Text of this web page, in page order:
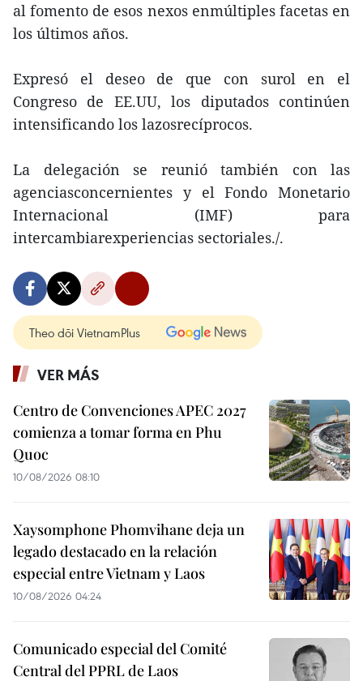
al fomento de esos nexos enmúltiples facetas en
los últimos años.
Expresó el deseo de que con surol en el
Congreso de EE.UU, los diputados continúen
intensificando los lazosrecíprocos.
La delegación se reunió también con las
agenciasconcernientes y el Fondo Monetario
Internacional (IMF) para
intercambiarexperiencias sectoriales./.
Theo dõi VietnamPlus
VER MÁS
Centro de Convenciones APEC 2027
comienza a tomar forma en Phu
Quoc
10/08/2026 08:10
Xaysomphone Phomvihane deja un
legado destacado en la relación
especial entre Vietnam y Laos
10/08/2026 04:24
Comunicado especial del Comité
Central del PPRL de Laos